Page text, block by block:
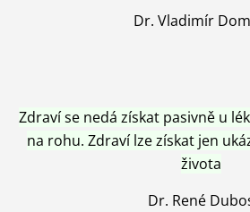
Dr. Vladimír
Zdraví se nedá získat pasivně u
na rohu. Zdraví lze získat jen
života
Dr. René